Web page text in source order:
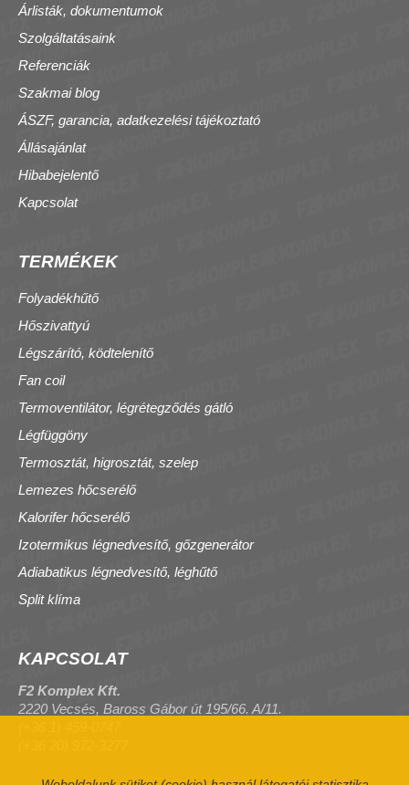
Árlisták, dokumentumok
Szolgáltatásaink
Referenciák
Szakmai blog
ÁSZF, garancia, adatkezelési tájékoztató
Állásajánlat
Hibabejelentő
Kapcsolat
TERMÉKEK
Folyadékhűtő
Hőszivattyú
Légszárító, ködtelenítő
Fan coil
Termoventilátor, légrétegződés gátló
Légfüggöny
Termosztát, higrosztát, szelep
Lemezes hőcserélő
Kalorifer hőcserélő
Izotermikus légnedvesítő, gőzgenerátor
Adiabatikus légnedvesítő, léghűtő
Split klíma
KAPCSOLAT
F2 Komplex Kft.
2220 Vecsés, Baross Gábor út 195/66. A/11.